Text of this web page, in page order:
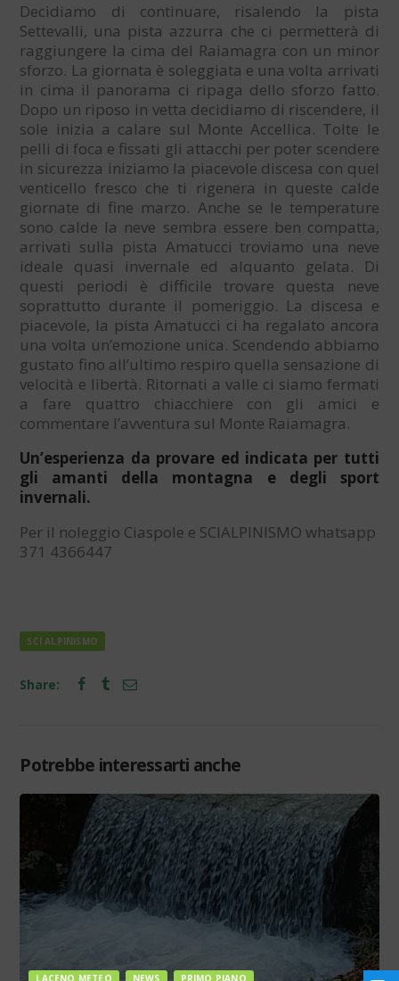
Decidiamo di continuare, risalendo la pista
Settevalli, una pista azzurra che ci permetterà di
raggiungere la cima del Raiamagra con un minor
sforzo. La giornata è soleggiata e una volta arrivati
in cima il panorama ci ripaga dello sforzo fatto.
Dopo un riposo in vetta decidiamo di riscendere, il
sole inizia a calare sul Monte Accellica. Tolte le
pelli di foca e fissati gli attacchi per poter scendere
in sicurezza iniziamo la piacevole discesa con quel
venticello fresco che ti rigenera in queste calde
giornate di fine marzo. Anche se le temperature
sono calde la neve sembra essere ben compatta,
arrivati sulla pista Amatucci troviamo una neve
ideale quasi invernale ed alquanto gelata. Di
questi periodi è difficile trovare questa neve
soprattutto durante il pomeriggio. La discesa e
piacevole, la pista Amatucci ci ha regalato ancora
una volta un’emozione unica. Scendendo abbiamo
gustato fino all’ultimo respiro quella sensazione di
velocità e libertà. Ritornati a valle ci siamo fermati
a fare quattro chiacchiere con gli amici e
commentare l’avventura sul Monte Raiamagra.
Un’esperienza da provare ed indicata per tutti
gli amanti della montagna e degli sport
invernali.
Per il noleggio Ciaspole e SCIALPINISMO whatsapp
371 4366447
SCI ALPINISMO
Share:
Potrebbe interessarti anche
LACENO METEO NEWS PRIMO PIANO